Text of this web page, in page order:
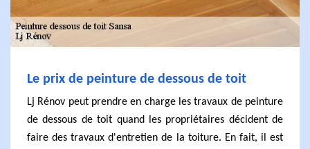
Le prix de peinture de dessous de toit
Lj Rénov peut prendre en charge les travaux de peinture
de dessous de toit quand les propriétaires décident de
faire des travaux d'entretien de la toiture. En fait, il est